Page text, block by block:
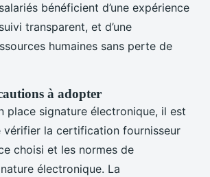
bénéficient d’une expérience
transparent, et d’une
humaines sans perte de
à adopter
place signature électronique, il est
vérifier la certification fournisseur
choisi et les normes de
électronique. La